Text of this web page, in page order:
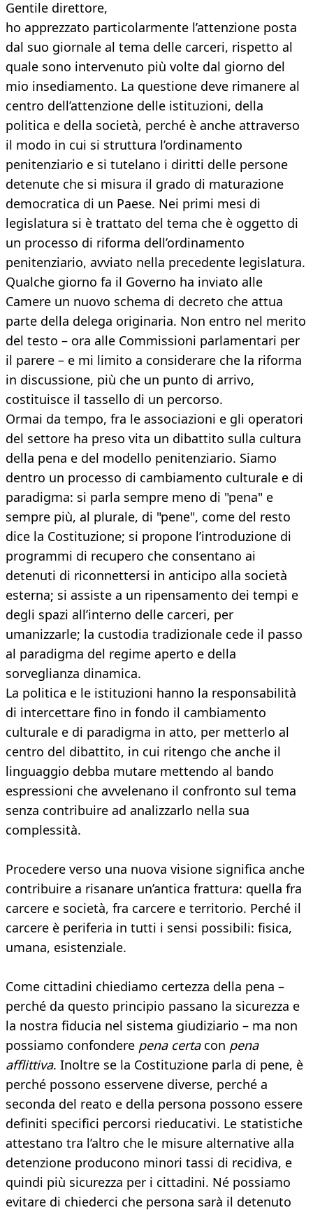
Gentile direttore,
ho apprezzato particolarmente l’attenzione posta
dal suo giornale al tema delle carceri, rispetto al
quale sono intervenuto più volte dal giorno del
mio insediamento. La questione deve rimanere al
centro dell’attenzione delle istituzioni, della
politica e della società, perché è anche attraverso
il modo in cui si struttura l’ordinamento
penitenziario e si tutelano i diritti delle persone
detenute che si misura il grado di maturazione
democratica di un Paese. Nei primi mesi di
legislatura si è trattato del tema che è oggetto di
un processo di riforma dell’ordinamento
penitenziario, avviato nella precedente legislatura.
Qualche giorno fa il Governo ha inviato alle
Camere un nuovo schema di decreto che attua
parte della delega originaria. Non entro nel merito
del testo – ora alle Commissioni parlamentari per
il parere – e mi limito a considerare che la riforma
in discussione, più che un punto di arrivo,
costituisce il tassello di un percorso.
Ormai da tempo, fra le associazioni e gli operatori
del settore ha preso vita un dibattito sulla cultura
della pena e del modello penitenziario. Siamo
dentro un processo di cambiamento culturale e di
paradigma: si parla sempre meno di "pena" e
sempre più, al plurale, di "pene", come del resto
dice la Costituzione; si propone l’introduzione di
programmi di recupero che consentano ai
detenuti di riconnettersi in anticipo alla società
esterna; si assiste a un ripensamento dei tempi e
degli spazi all’interno delle carceri, per
umanizzarle; la custodia tradizionale cede il passo
al paradigma del regime aperto e della
sorveglianza dinamica.
La politica e le istituzioni hanno la responsabilità
di intercettare fino in fondo il cambiamento
culturale e di paradigma in atto, per metterlo al
centro del dibattito, in cui ritengo che anche il
linguaggio debba mutare mettendo al bando
espressioni che avvelenano il confronto sul tema
senza contribuire ad analizzarlo nella sua
complessità.
Procedere verso una nuova visione significa anche
contribuire a risanare un’antica frattura: quella fra
carcere e società, fra carcere e territorio. Perché il
carcere è periferia in tutti i sensi possibili: fisica,
umana, esistenziale.
Come cittadini chiediamo certezza della pena –
perché da questo principio passano la sicurezza e
la nostra fiducia nel sistema giudiziario – ma non
possiamo confondere pena certacon pena
afflittiva. Inoltre se la Costituzione parla di pene, è
perché possono esservene diverse, perché a
seconda del reato e della persona possono essere
definiti specifici percorsi rieducativi. Le statistiche
attestano tra l’altro che le misure alternative alla
detenzione producono minori tassi di recidiva, e
quindi più sicurezza per i cittadini. Né possiamo
evitare di chiederci che persona sarà il detenuto